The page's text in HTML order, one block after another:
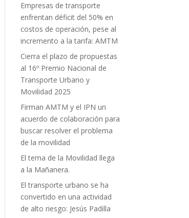
Empresas de transporte
enfrentan déficit del 50% en
costos de operación, pese al
incremento a la tarifa: AMTM
Cierra el plazo de propuestas
al 16º Premio Nacional de
Transporte Urbano y
Movilidad 2025
Firman AMTM y el IPN un
acuerdo de colaboración para
buscar resolver el problema
de la movilidad
El tema de la Movilidad llega
a la Mañanera.
El transporte urbano se ha
convertido en una actividad
de alto riesgo: Jesús Padilla